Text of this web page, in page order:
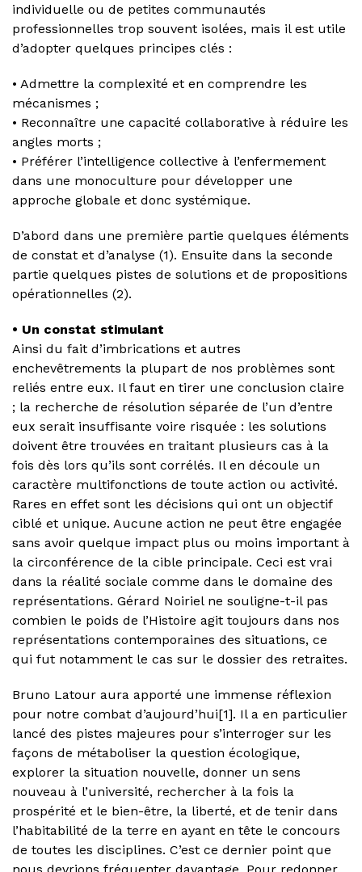
individuelle ou de petites communautés
professionnelles trop souvent isolées, mais il est utile
d’adopter quelques principes clés :
• Admettre la complexité et en comprendre les
mécanismes ;
• Reconnaître une capacité collaborative à réduire les
angles morts ;
• Préférer l’intelligence collective à l’enfermement
dans une monoculture pour développer une
approche globale et donc systémique.
D’abord dans une première partie quelques éléments
de constat et d’analyse (1). Ensuite dans la seconde
partie quelques pistes de solutions et de propositions
opérationnelles (2).
• Un constat stimulant
Ainsi du fait d’imbrications et autres
enchevêtrements la plupart de nos problèmes sont
reliés entre eux. Il faut en tirer une conclusion claire
; la recherche de résolution séparée de l’un d’entre
eux serait insuffisante voire risquée : les solutions
doivent être trouvées en traitant plusieurs cas à la
fois dès lors qu’ils sont corrélés. Il en découle un
caractère multifonctions de toute action ou activité.
Rares en effet sont les décisions qui ont un objectif
ciblé et unique. Aucune action ne peut être engagée
sans avoir quelque impact plus ou moins important à
la circonférence de la cible principale. Ceci est vrai
dans la réalité sociale comme dans le domaine des
représentations. Gérard Noiriel ne souligne-t-il pas
combien le poids de l’Histoire agit toujours dans nos
représentations contemporaines des situations, ce
qui fut notamment le cas sur le dossier des retraites.
Bruno Latour aura apporté une immense réflexion
pour notre combat d’aujourd’hui[1]. Il a en particulier
lancé des pistes majeures pour s’interroger sur les
façons de métaboliser la question écologique,
explorer la situation nouvelle, donner un sens
nouveau à l’université, rechercher à la fois la
prospérité et le bien-être, la liberté, et de tenir dans
l’habitabilité de la terre en ayant en tête le concours
de toutes les disciplines. C’est ce dernier point que